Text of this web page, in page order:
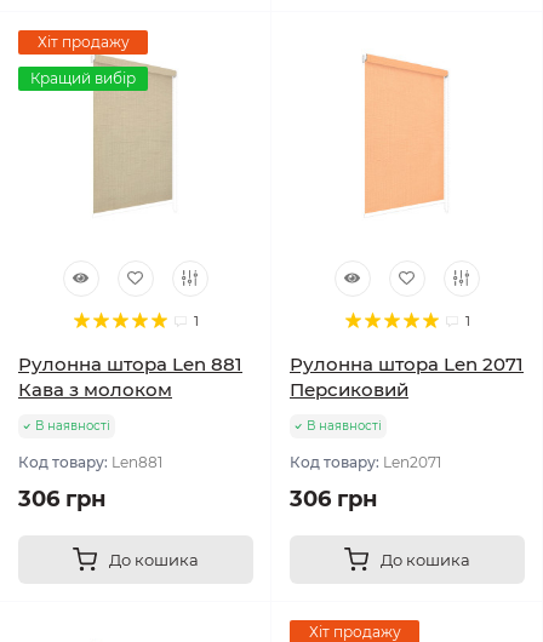
Хіт продажу
Кращий вибір
1
Рулонна штора Len 881
Кава з молоком
В наявності
Код товару: Len881
306 грн
До кошика
1
Рулонна штора Len 2071
Персиковий
В наявності
Код товару: Len2071
306 грн
До кошика
Хіт продажу